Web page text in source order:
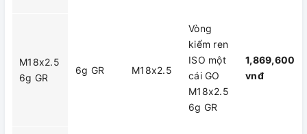
M18x2.5
6g GR
6g GR M18x2.5
Vòng
kiểm ren
ISO một
cái GO
M18x2.5
6g GR
1,869,600
vnđ